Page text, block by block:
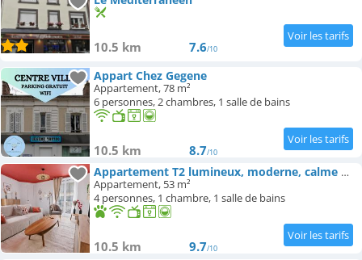
10.5 km 7.6/10
Appart Chez Gegene
Appartement, 78 m²
6 personnes, 2 chambres, 1 salle de bains
10.5 km 8.7/10
Appartement T2 lumineux, moderne, calme & central
Appartement, 53 m²
4 personnes, 1 chambre, 1 salle de bains
10.5 km 9.7/10